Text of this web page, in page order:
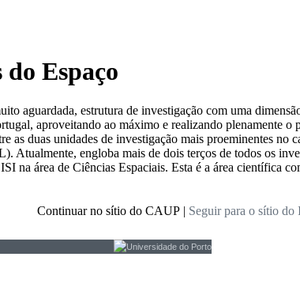
Espaço
aguardada, estrutura de investigação com uma
aproveitando ao máximo e realizando plenamente
as duas unidades de investigação mais proeminentes
engloba mais de dois terços de todos os
na área de Ciências Espaciais. Esta é a área científica
Continuar no sítio do CAUP | Seguir para o sítio do